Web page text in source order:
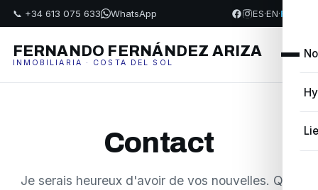
📞 +34 613 075 633 WhatsApp ES·EN·FR
FERNANDO FERNÁNDEZ ARIZA
INMOBILIARIA · COSTA DEL SOL
Contact
Je serais heureux d'avoir de vos nouvelles. Que